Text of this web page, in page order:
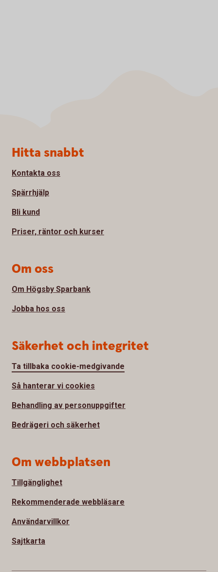
Sidfot
Hitta snabbt
Kontakta oss
Spärrhjälp
Bli kund
Priser, räntor och kurser
Om oss
Om Högsby Sparbank
Jobba hos oss
Säkerhet och integritet
Ta tillbaka cookie-medgivande
Så hanterar vi cookies
Behandling av personuppgifter
Bedrägeri och säkerhet
Om webbplatsen
Tillgänglighet
Rekommenderade webbläsare
Användarvillkor
Sajtkarta